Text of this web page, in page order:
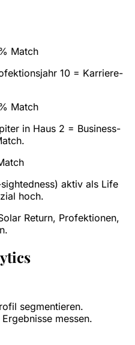
Match
10 = Karriere-
Match
in Haus 2 = Business-
aktiv als Life
hoch.
Return, Profektionen,
segmentieren.
messen.